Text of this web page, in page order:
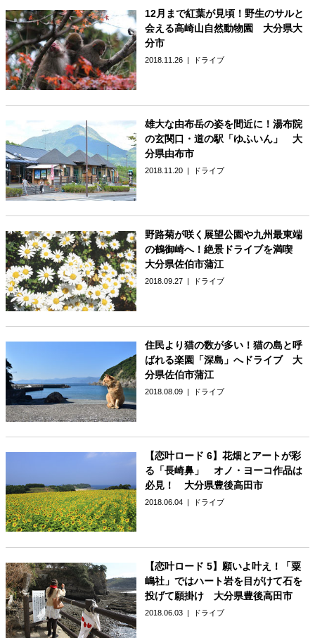
12月まで紅葉が見頃！野生のサルと
会える高崎山自然動物園 大分県大
分市
2018.11.26 ドライブ
雄大な由布岳の姿を間近に！湯布院
の玄関口・道の駅「ゆふいん」 大
分県由布市
2018.11.20 ドライブ
野路菊が咲く展望公園や九州最東端
の鶴御崎へ！絶景ドライブを満喫
大分県佐伯市蒲江
2018.09.27 ドライブ
住民より猫の数が多い！猫の島と呼
ばれる楽園「深島」へドライブ 大
分県佐伯市蒲江
2018.08.09 ドライブ
【恋叶ロード 6】花畑とアートが彩
る「長崎鼻」 オノ・ヨーコ作品は
必見！ 大分県豊後高田市
2018.06.04 ドライブ
【恋叶ロード 5】願いよ叶え！「粟
嶋社」ではハート岩を目がけて石を
投げて願掛け 大分県豊後高田市
2018.06.03 ドライブ